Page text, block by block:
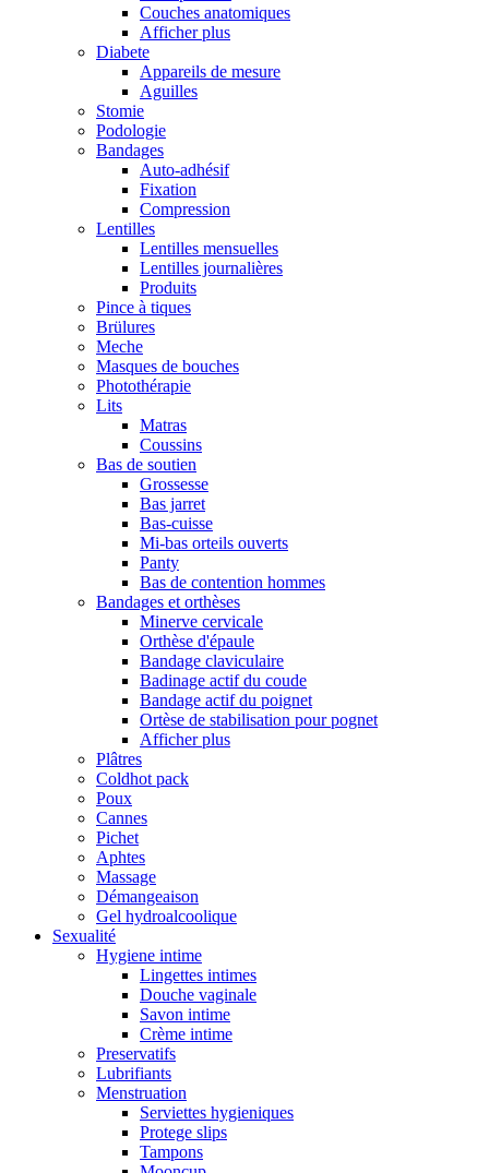
Couches anatomiques
Afficher plus
Diabete
Appareils de mesure
Aguilles
Stomie
Podologie
Bandages
Auto-adhésif
Fixation
Compression
Lentilles
Lentilles mensuelles
Lentilles journalières
Produits
Pince à tiques
Brülures
Meche
Masques de bouches
Photothérapie
Lits
Matras
Coussins
Bas de soutien
Grossesse
Bas jarret
Bas-cuisse
Mi-bas orteils ouverts
Panty
Bas de contention hommes
Bandages et orthèses
Minerve cervicale
Orthèse d'épaule
Bandage claviculaire
Badinage actif du coude
Bandage actif du poignet
Ortèse de stabilisation pour pognet
Afficher plus
Plâtres
Coldhot pack
Poux
Cannes
Pichet
Aphtes
Massage
Démangeaison
Gel hydroalcoolique
Sexualité
Hygiene intime
Lingettes intimes
Douche vaginale
Savon intime
Crème intime
Preservatifs
Lubrifiants
Menstruation
Serviettes hygieniques
Protege slips
Tampons